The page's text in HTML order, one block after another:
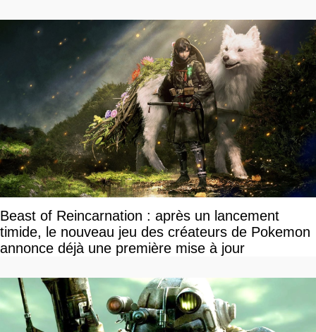
Beast of Reincarnation : après un lancement
timide, le nouveau jeu des créateurs de Pokemon
annonce déjà une première mise à jour